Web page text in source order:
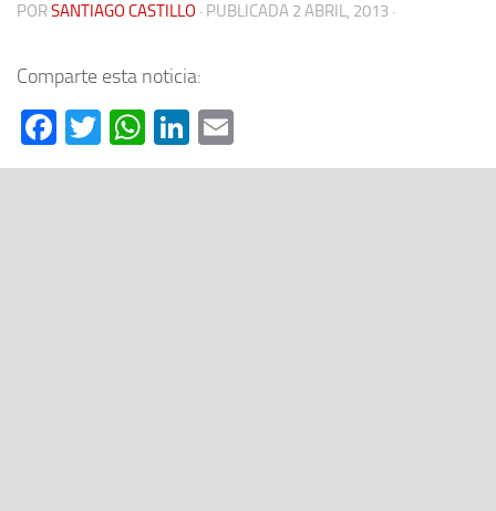
PORSANTIAGO CASTILLO · PUBLICADA 2 ABRIL, 2013 ·
Comparte esta noticia:
Facebook
TwitterWhatsApp
LinkedIn